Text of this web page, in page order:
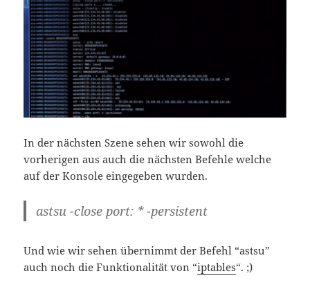
In der nächsten Szene sehen wir sowohl die
vorherigen aus auch die nächsten Befehle welche
auf der Konsole eingegeben wurden.
astsu -close port: * -persistent
Und wie wir sehen übernimmt der Befehl “astsu”
auch noch die Funktionalität von “iptables“. ;)